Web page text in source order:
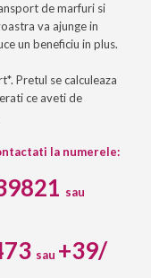
de marfuri si
va ajunge in
un beneficiu in plus.
Pretul se calculeaza
ce aveti de
la numerele:
sau
sau +39/